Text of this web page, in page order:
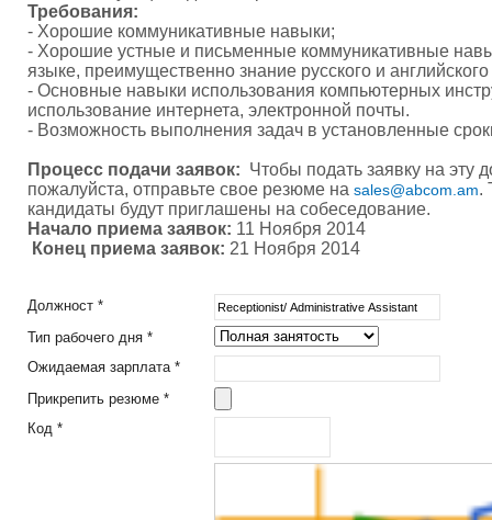
Требования:
- Хорошие коммуникативные навыки;
- Хорошие устные и письменные коммуникативные
языке, преимущественно знание русского и
- Основные навыки использования компьютерных
использование интернета, электронной почты.
- Возможность выполнения задач в установленные
Процесс подачи заявок: Чтобы подать заявку на эту
пожалуйста, отправьте свое резюме на sales@abcom am.
кандидаты будут приглашены на собеседование.
Начало приема заявок: 11 Ноября 2014
Конец приема заявок: 21 Ноября 2014
Должност *
Тип рабочего дня *
Ожидаемая зарплата *
Прикрепить резюме *
Код *